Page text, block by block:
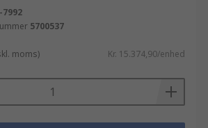
7992
5700537
moms) Kr. 15.374,90/enhed